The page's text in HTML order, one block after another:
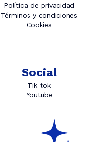
Política de privacidad
Términos y condiciones
Cookies
Social
Tik-tok
Youtube